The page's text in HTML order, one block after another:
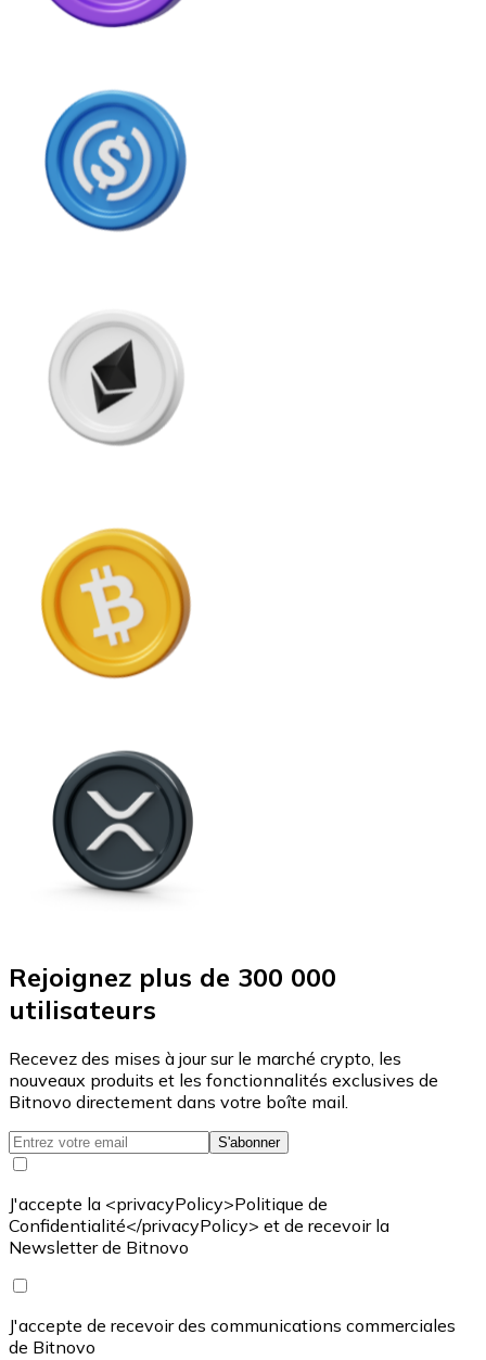
Rejoignez plus de 300 000
utilisateurs
Recevez des mises à jour sur le marché crypto, les
nouveaux produits et les fonctionnalités exclusives de
Bitnovo directement dans votre boîte mail.
S'abonner
J'accepte la <privacyPolicy>Politique de
Confidentialité</privacyPolicy> et de recevoir la
Newsletter de Bitnovo
J'accepte de recevoir des communications commerciales
de Bitnovo